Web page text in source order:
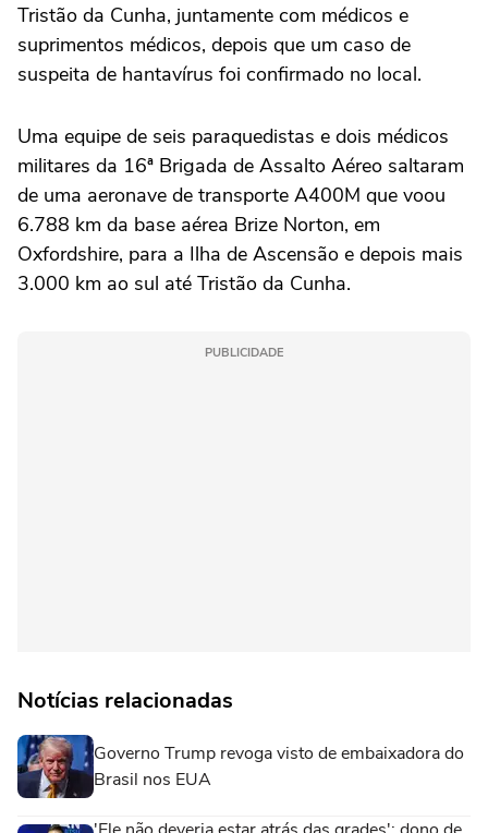
Tristão da Cunha, juntamente com médicos e
suprimentos médicos, depois que um caso de
suspeita de hantavírus foi confirmado no local.
Uma equipe de seis paraquedistas e dois médicos
militares da 16ª Brigada de Assalto Aéreo saltaram
de uma aeronave de ⁠transporte A400M que voou
6.788 km da base aérea Brize Norton, em
‌Oxfordshire, para a Ilha de Ascensão e depois mais
3.000 km ao sul até Tristão da Cunha.
PUBLICIDADE
Notícias relacionadas
Governo Trump revoga visto de embaixadora do
Brasil nos EUA